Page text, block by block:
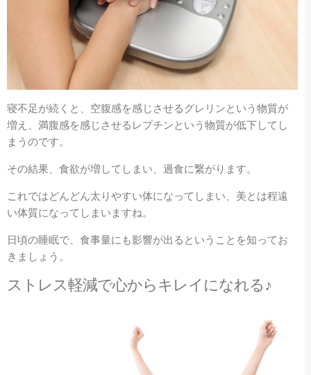
寝不足が続くと、空腹感を感じさせるグレリンという物質が
増え、満腹感を感じさせるレプチンという物質が低下してし
まうのです。
その結果、食欲が増してしまい、過食に繋がります。
これではどんどん太りやすい体になってしまい、美とは程遠
い体質になってしまいますね。
日頃の睡眠で、食事量にも影響が出るということを知ってお
きましょう。
ストレス軽減で心からキレイになれる♪